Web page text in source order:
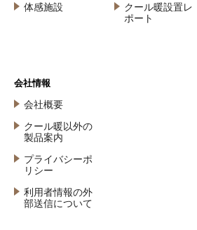
体感施設
クール暖設置レ
ポート
会社情報
会社概要
クール暖以外の
製品案内
プライバシーポ
リシー
利用者情報の外
部送信について